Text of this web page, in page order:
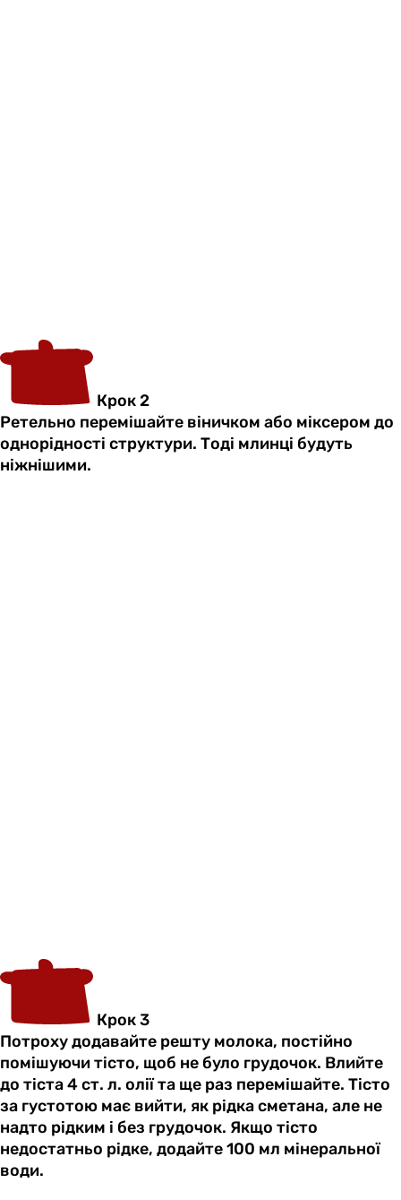
Крок 2
Ретельно перемішайте віничком або міксером до
однорідності структури. Тоді млинці будуть
ніжнішими.
Крок 3
Потроху додавайте решту молока, постійно
помішуючи тісто, щоб не було грудочок. Влийте
до тіста 4 ст. л. олії та ще раз перемішайте. Тісто
за густотою має вийти, як рідка сметана, але не
надто рідким і без грудочок. Якщо тісто
недостатньо рідке, додайте 100 мл мінеральної
води.